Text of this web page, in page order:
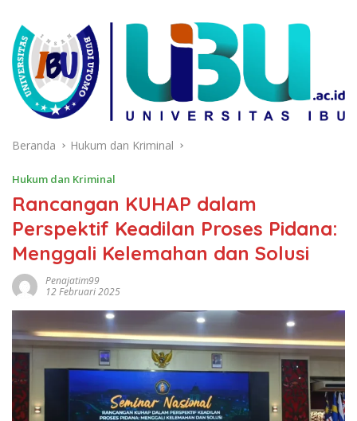
Beranda Hukum dan Kriminal
Hukum dan Kriminal
Rancangan KUHAP dalam
Perspektif Keadilan Proses Pidana:
Menggali Kelemahan dan Solusi
Penajatim99
12 Februari 2025